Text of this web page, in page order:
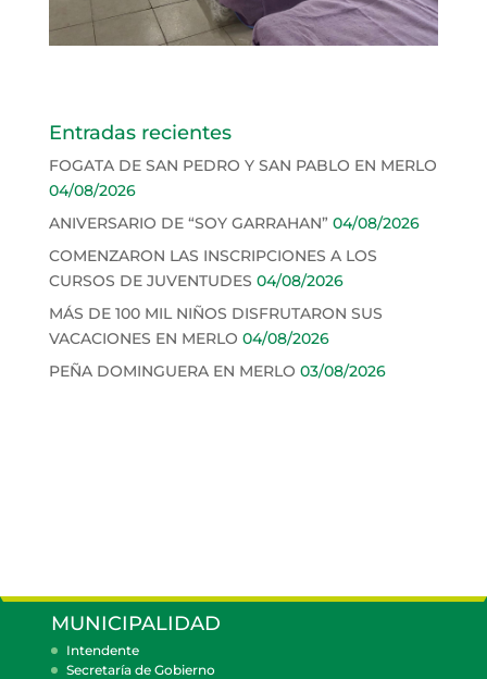
Entradas recientes
FOGATA DE SAN PEDRO Y SAN PABLO EN MERLO
04/08/2026
ANIVERSARIO DE “SOY GARRAHAN” 04/08/2026
COMENZARON LAS INSCRIPCIONES A LOS
CURSOS DE JUVENTUDES 04/08/2026
MÁS DE 100 MIL NIÑOS DISFRUTARON SUS
VACACIONES EN MERLO 04/08/2026
PEÑA DOMINGUERA EN MERLO 03/08/2026
MUNICIPALIDAD
Intendente
Secretaría de Gobierno